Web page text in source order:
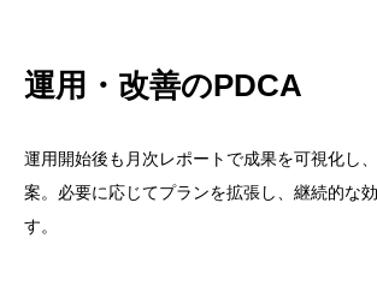
運用・改善のPDCA
運用開始後も月次レポートで成果を可視化し
案。必要に応じてプランを拡張し、継続的な
す。